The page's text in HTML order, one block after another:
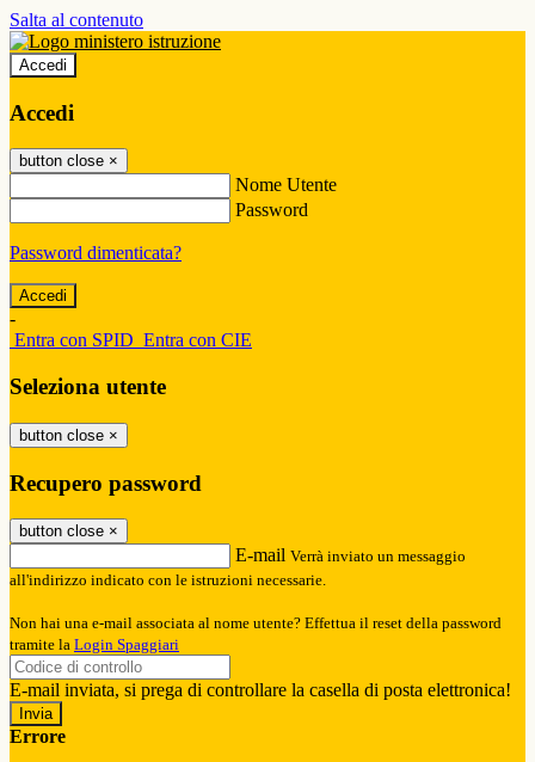
Salta al contenuto
Accedi
Accedi
button close ×
Nome Utente
Password
Password dimenticata?
-
Entra con SPID Entra con CIE
Seleziona utente
button close ×
Recupero password
button close ×
E-mail Verrà inviato un messaggio
all'indirizzo indicato con le istruzioni necessarie.
Non hai una e-mail associata al nome utente? Effettua il reset della password
tramite la Login Spaggiari
E-mail inviata, si prega di controllare la casella di posta elettronica!
Errore